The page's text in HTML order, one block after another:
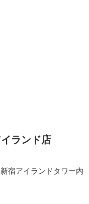
ランド店
宿アイランドタワー内